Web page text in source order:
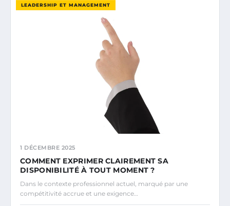
LEADERSHIP ET MANAGEMENT
1 DÉCEMBRE 2025
COMMENT EXPRIMER CLAIREMENT SA
DISPONIBILITÉ À TOUT MOMENT ?
Dans le contexte professionnel actuel, marqué par une
compétitivité accrue et une exigence…